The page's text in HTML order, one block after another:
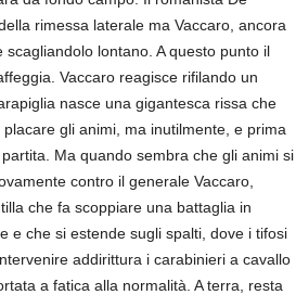
rimessa laterale ma Vaccaro, ancora
lontano. A questo punto il
Vaccaro reagisce rifilando un
nasce una gigantesca rissa che
gli animi, ma inutilmente, e prima
Ma quando sembra che gli animi si
contro il generale Vaccaro,
che fa scoppiare una battaglia in
e che si estende sugli spalti, dove i tifosi
addirittura i carabinieri a cavallo
a fatica alla normalità. A terra, resta